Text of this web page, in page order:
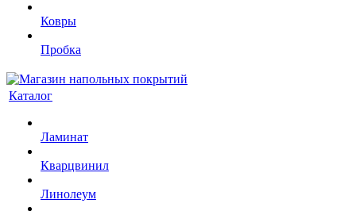
Ковры
Пробка
Каталог
Ламинат
Кварцвинил
Линолеум